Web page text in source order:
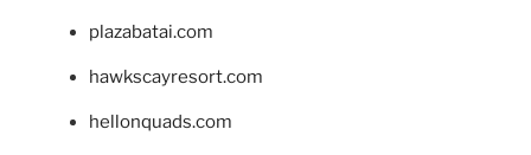
plazabatai.com
hawkscayresort.com
hellonquads.com